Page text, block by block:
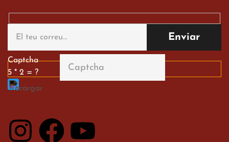
alumnes al Tortosa
English Festival
13 de març de 2026
Captcha
5 * 2 = ?